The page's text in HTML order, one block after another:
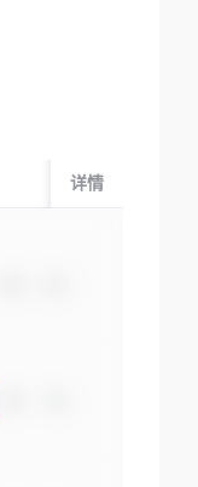
起运国/地区
详情